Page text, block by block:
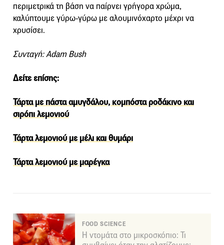
περιμετρικά τη βάση να παίρνει γρήγορα χρώμα,
καλύπτουμε γύρω-γύρω με αλουμινόχαρτο μέχρι να
χρυσίσει.
Συνταγή: Adam Bush
Δείτε επίσης:
Τάρτα με πάστα αμυγδάλου, κομπόστα ροδάκινο και
σιρόπι λεμονιού
Τάρτα λεμονιού με μέλι και θυμάρι
Τάρτα λεµονιού µε µαρέγκα
FOOD SCIENCE
Η ντομάτα στο μικροσκόπιο: Τι